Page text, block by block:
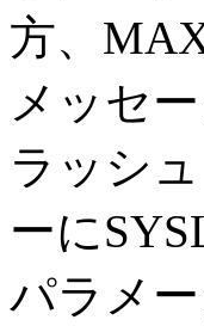
方、
メッセ
ラッシ
ーに
パラメ